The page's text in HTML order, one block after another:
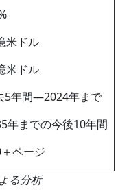
米ドル
米ドル
5年間―2024年まで
年までの今後10年間
ページ
る分析